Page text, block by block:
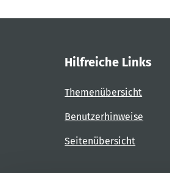
Hilfreiche Links
Themenübersicht
Benutzerhinweise
Seitenübersicht